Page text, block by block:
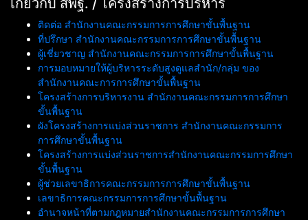
เกี่ยวกับ สพฐ. / โครงสร้างการบริหาร
ติดต่อ สำนักงานคณะกรรมการการศึกษาขั้นพื้นฐาน
ที่ปรึกษา สำนักงานคณะกรรมการการศึกษาขั้นพื้นฐาน
ผู้เชี่ยวชาญ สำนักงานคณะกรรมการการศึกษาขั้นพื้นฐาน
การมอบหมายให้ผู้บริหารระดับสูงดูแลสำนัก/กลุ่ม ของ
สำนักงานคณะการการศึกษาขั้นพื้นฐาน
โครงสร้างการบริหารงาน สำนักงานคณะกรรมการการศึกษา
ขั้นพื้นฐาน
ผังโครงสร้างการแบ่งส่วนราชการ สำนักงานคณะกรรมการ
การศึกษาขั้นพื้นฐาน
โครงสร้างการแบ่งส่วนราชการสำนักงานคณะกรรมการศึกษา
ขั้นพื้นฐาน
ผู้ช่วยเลขาธิการคณะกรรมการการศึกษาขั้นพื้นฐาน
เลขาธิการคณะกรรมการการศึกษาขั้นพื้นฐาน
อำนาจหน้าที่ตามกฎหมายสำนักงานคณะกรรมการการศึกษา